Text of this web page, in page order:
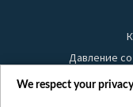
Давление
Правила
We respect your privacy